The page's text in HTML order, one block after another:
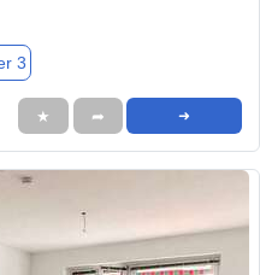
3
★ ➦ ➜